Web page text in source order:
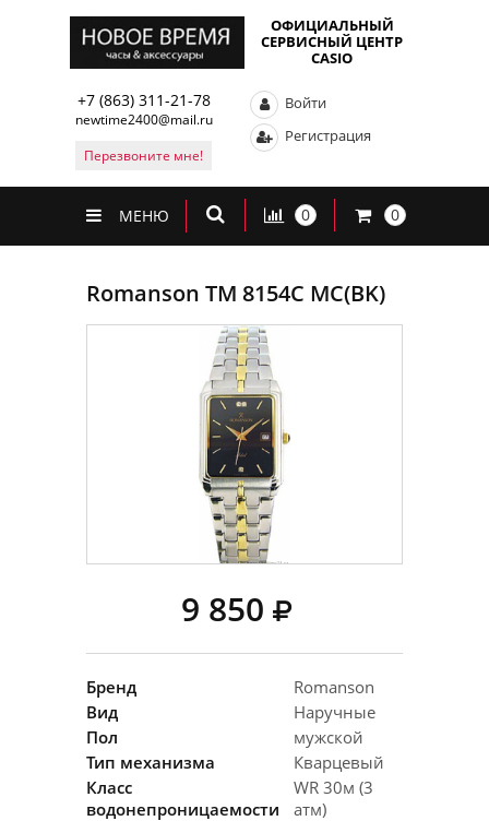
ОФИЦИАЛЬНЫЙ
СЕРВИСНЫЙ ЦЕНТР
CASIO
+7 (863) 311-21-78
newtime2400@mail.ru
Перезвоните мне!
Войти
Регистрация
МЕНЮ 0 0
Romanson TM 8154C MC(BK)
9 850
Бренд
Romanson
Вид
Наручные
Пол
мужской
Тип механизма
Кварцевый
Класс
водонепроницаемости
WR 30м (3
атм)